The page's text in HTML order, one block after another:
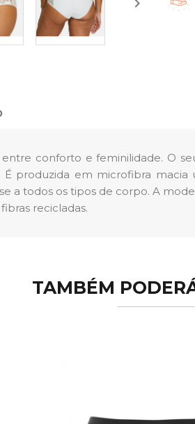
conforto e feminilidade. O
É produzida em microfibra macia
a todos os tipos de corpo. A
recicladas.
TAMBÉM